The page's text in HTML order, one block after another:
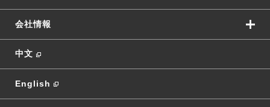
会社情報
中文
English